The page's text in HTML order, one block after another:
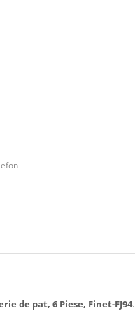
de pat, 6 Piese, Finet-FJ94.